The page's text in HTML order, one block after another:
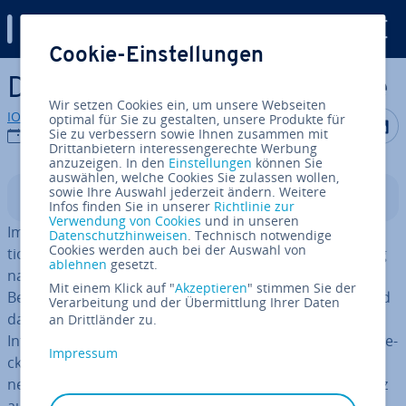
Zum Haupt­in­halt springen
Da­ten­schutz im E-Commerce
IONOS Redaktion
31.01.2022
Auf Auf
In­halts­ver­zeich­nis
Im E-Commerce, wo tag­täg­lich ver­schie­dens­te Trans­ak­
tio­nen durch­ge­führt werden, fragen die Anbieter häufig
nach den Daten ihrer Kunden. Doch viele Nutzer haben
Bedenken, per­so­nen­be­zo­ge­ne Daten preis­zu­ge­ben, und
das aus gutem Grund: Viel zu oft werden hoch­sen­si­ble
In­for­ma­tio­nen miss­braucht, un­recht­mä­ßig zu Wer­be­zwe­
cken genutzt oder gar an Dritte wei­ter­ge­ge­ben. Un­ter­
neh­mer sollten sich daher mit dem Thema Da­ten­schutz
Cookie-Einstellungen
Wir setzen Cookies ein, um unsere Webseiten
optimal für Sie zu gestalten, unsere Produkte für
Sie zu verbessern sowie Ihnen zusammen mit
Drittanbietern interessengerechte Werbung
anzuzeigen. In den Einstellungen können Sie
auswählen, welche Cookies Sie zulassen wollen,
sowie Ihre Auswahl jederzeit ändern. Weitere
Infos finden Sie in unserer Richtlinie zur
Verwendung von Cookies und in unseren
Datenschutzhinweisen. Technisch notwendige
Cookies werden auch bei der Auswahl von
ablehnen gesetzt.
Mit einem Klick auf "Akzeptieren" stimmen Sie der
Verarbeitung und der Übermittlung Ihrer Daten
an Drittländer zu.
Impressum